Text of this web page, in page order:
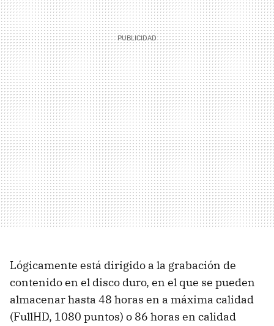
Lógicamente está dirigido a la grabación de
contenido en el disco duro, en el que se pueden
almacenar hasta 48 horas en a máxima calidad
(FullHD, 1080 puntos) o 86 horas en calidad